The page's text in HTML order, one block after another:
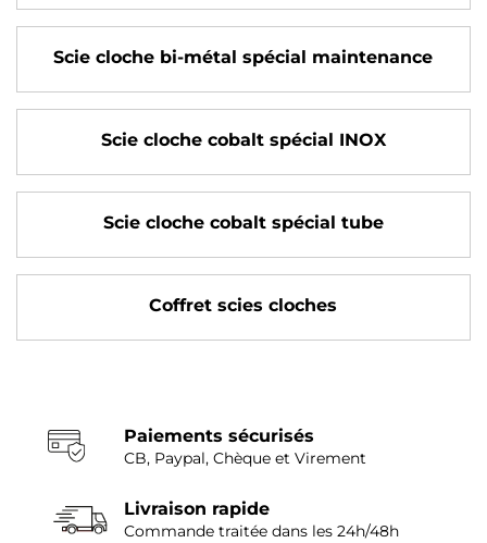
Scie cloche bi-métal spécial maintenance
Scie cloche cobalt spécial INOX
Scie cloche cobalt spécial tube
Coffret scies cloches
Paiements sécurisés
CB, Paypal, Chèque et Virement
Livraison rapide
Commande traitée dans les 24h/48h